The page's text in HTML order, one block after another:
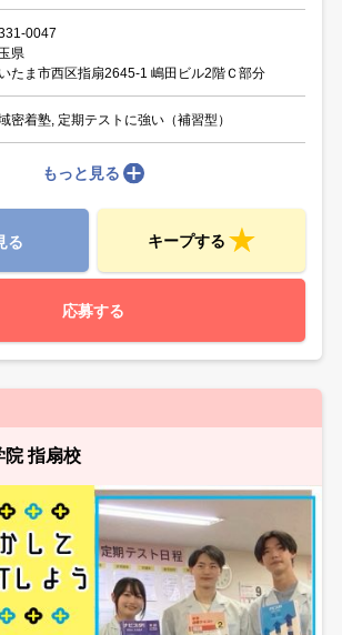
0047
県
たま市西区指扇2645-1 嶋田ビル2階Ｃ部分
密着塾, 定期テストに強い（補習型）
もっと見る
る キープする
応募する
院 指扇校